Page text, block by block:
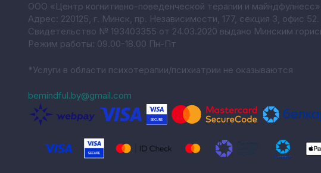
ООО «Центр когнитивно-поведенческой терапии и
Адрес: 220125, г. Минск, пр. Независимости, 177, секция 3, офис 52.
Свидетельство № 193403355 от 24.03.2020 выдано Минским
Режим работы: 09.00-18.00 Пн-Пт
*Услуги в области психотерапии/психиатрии не оказываются
bemindful.by@gmail.com